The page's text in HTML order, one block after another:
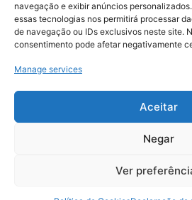
navegação e exibir anúncios
essas tecnologias nos permitirá processar
de navegação ou IDs exclusivos neste site.
consentimento pode afetar negativamente
Manage services
Aceitar
Negar
Ver
Ockara é uma plataforma multicultural e
oferecer o máximo de
gerenciadores de espaços
© Merak Produções Criativas.
Inscrição Municipal: 47927301. Todos